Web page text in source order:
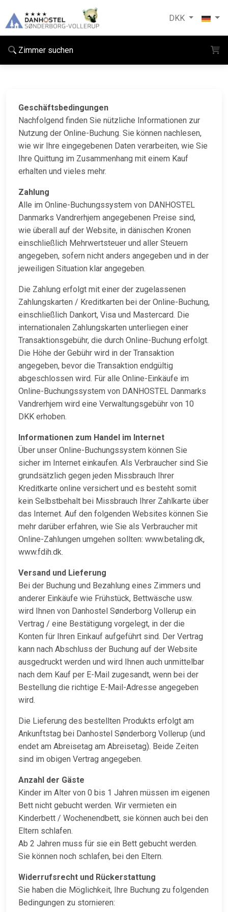
DKK
Zimmer suchen
Geschäftsbedingungen
Nachfolgend finden Sie nützliche Informationen zur
Nutzung der Online-Buchung. Sie können nachlesen,
wie wir Ihre eingegebenen Daten verarbeiten, wie Sie
Ihre Quittung im Zusammenhang mit einem Kauf
erhalten und vieles mehr.
Zahlung
Alle im Online-Buchungssystem von DANHOSTEL
Danmarks Vandrerhjem angegebenen Preise sind,
wie überall auf der Website, in dänischen Kronen
einschließlich Mehrwertsteuer und aller Steuern
angegeben, sofern nicht anders angegeben und in der
jeweiligen Situation klar angegeben.
Die Zahlung erfolgt mit einer der zugelassenen
Zahlungskarten / Kreditkarten bei der Online-Buchung,
einschließlich Dankort, Visa und Mastercard. Die
internationalen Zahlungskarten unterliegen einer
Transaktionsgebühr, die durch Online-Buchung erfolgt.
Die Höhe der Gebühr wird in der Transaktion
angegeben, bevor die Transaktion endgültig
abgeschlossen wird. Für alle Online-Einkäufe im
Online-Buchungssystem von DANHOSTEL Danmarks
Vandrerhjem wird eine Verwaltungsgebühr von 10
DKK erhoben.
Informationen zum Handel im Internet
Über unser Online-Buchungssystem können Sie
sicher im Internet einkaufen. Als Verbraucher sind Sie
grundsätzlich gegen jeden Missbrauch Ihrer
Kreditkarte online versichert und es besteht somit
kein Selbstbehalt bei Missbrauch Ihrer Zahlkarte über
das Internet. Auf den folgenden Websites können Sie
mehr darüber erfahren, wie Sie als Verbraucher mit
Online-Zahlungen umgehen sollten: www.betaling.dk,
www.fdih.dk.
Versand und Lieferung
Bei der Buchung und Bezahlung eines Zimmers und
anderer Einkäufe wie Frühstück, Bettwäsche usw.
wird Ihnen von Danhostel Sønderborg Vollerup ein
Vertrag / eine Bestätigung vorgelegt, in der die
Konten für Ihren Einkauf aufgeführt sind. Der Vertrag
kann nach Abschluss der Buchung auf der Website
ausgedruckt werden und wird Ihnen auch unmittelbar
nach dem Kauf per E-Mail zugesandt, wenn bei der
Bestellung die richtige E-Mail-Adresse angegeben
wird.
Die Lieferung des bestellten Produkts erfolgt am
Ankunftstag bei Danhostel Sønderborg Vollerup (und
endet am Abreisetag am Abreisetag). Beide Zeiten
sind im obigen Vertrag angegeben.
Anzahl der Gäste
Kinder im Alter von 0 bis 1 Jahren müssen im eigenen
Bett nicht gebucht werden. Wir vermieten ein
Kinderbett / Wochenendbett, sie können auch bei den
Eltern schlafen.
Ab 2 Jahren muss für sie ein Bett gebucht werden.
Sie können noch schlafen, bei den Eltern.
Widerrufsrecht und Rückerstattung
Sie haben die Möglichkeit, Ihre Buchung zu folgenden
Bedingungen zu stornieren: